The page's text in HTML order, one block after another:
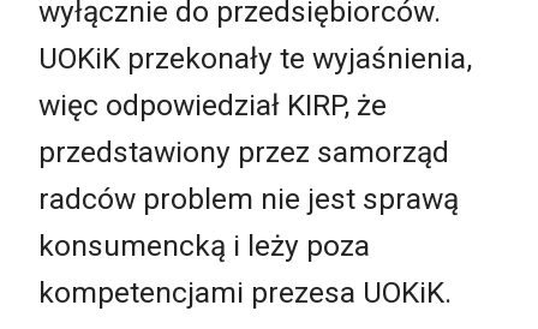
wyłącznie do przedsiębiorców.
UOKiK przekonały te wyjaśnienia,
więc odpowiedział KIRP, że
przedstawiony przez samorząd
radców problem nie jest sprawą
konsumencką i leży poza
kompetencjami prezesa UOKiK.